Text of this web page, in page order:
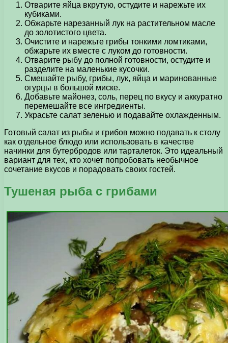
Отварите яйца вкрутую, остудите и нарежьте их
кубиками.
Обжарьте нарезанный лук на растительном масле
до золотистого цвета.
Очистите и нарежьте грибы тонкими ломтиками,
обжарьте их вместе с луком до готовности.
Отварите рыбу до полной готовности, остудите и
разделите на маленькие кусочки.
Смешайте рыбу, грибы, лук, яйца и маринованные
огурцы в большой миске.
Добавьте майонез, соль, перец по вкусу и аккуратно
перемешайте все ингредиенты.
Украсьте салат зеленью и подавайте охлажденным.
Готовый салат из рыбы и грибов можно подавать к столу
как отдельное блюдо или использовать в качестве
начинки для бутербродов или тарталеток. Это идеальный
вариант для тех, кто хочет попробовать необычное
сочетание вкусов и порадовать своих гостей.
Тушеная рыба с грибами